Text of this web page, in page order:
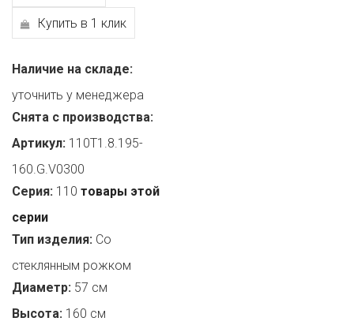
Купить в 1 клик
Наличие на складе:
уточнить у менеджера
Снята с производства:
Артикул: 110T1.8.195-
160.G.V0300
Серия: 110 товары этой
серии
Тип изделия: Со
стеклянным рожком
Диаметр: 57 см
Высота: 160 см